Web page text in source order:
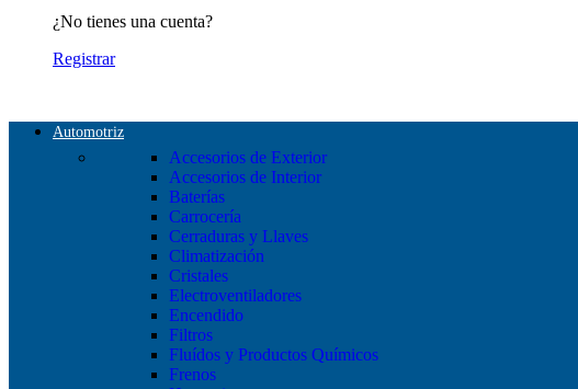
¿No tienes una cuenta?
Registrar
Automotriz
Accesorios de Exterior
Accesorios de Interior
Baterías
Carrocería
Cerraduras y Llaves
Climatización
Cristales
Electroventiladores
Encendido
Filtros
Fluídos y Productos Químicos
Frenos